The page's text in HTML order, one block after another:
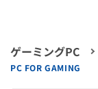
ゲーミングPC
PC FOR GAMING